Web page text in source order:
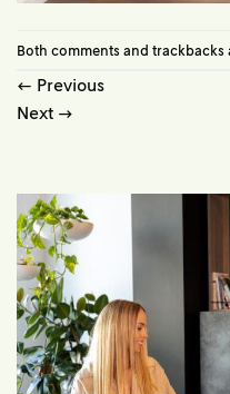
Both comments and trackbacks
← Previous
Next →